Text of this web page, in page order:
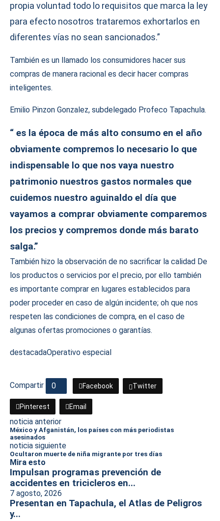
propia voluntad todo lo requisitos que marca la ley
para efecto nosotros trataremos exhortarlos en
diferentes vías no sean sancionados.”
También es un llamado los consumidores hacer sus
compras de manera racional es decir hacer compras
inteligentes.
Emilio Pinzon Gonzalez, subdelegado Profeco Tapachula.
“ es la época de más alto consumo en el año
obviamente compremos lo necesario lo que
indispensable lo que nos vaya nuestro
patrimonio nuestros gastos normales que
cuidemos nuestro aguinaldo el día que
vayamos a comprar obviamente comparemos
los precios y compremos donde más barato
salga.”
También hizo la observación de no sacrificar la calidad De
los productos o servicios por el precio, por ello también
es importante comprar en lugares establecidos para
poder proceder en caso de algún incidente; oh que nos
respeten las condiciones de compra, en el caso de
algunas ofertas promociones o garantías.
destacadaOperativo especial
Compartir 0 Facebook Twitter
Pinterest Email
noticia anterior
México y Afganistán, los países con más periodistas
asesinados
noticia siguiente
Ocultaron muerte de niña migrante por tres días
Mira esto
Impulsan programas prevención de
accidentes en tricicleros en...
7 agosto, 2026
Presentan en Tapachula, el Atlas de Peligros
y...